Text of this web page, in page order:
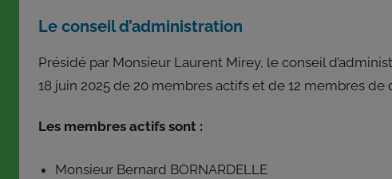
qui,
pour
certaines
décisions,
Le conseil d’administration
Présidé par Monsieur Laurent Mirey, le conseil
18 juin 2025 de 20 membres actifs et de 12 membres de
Les membres actifs sont :
Monsieur Bernard BORNARDELLE